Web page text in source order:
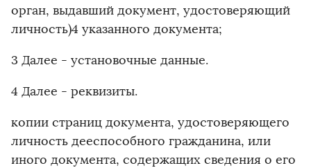
орган, выдавший документ, удостоверяющий
личность)4 указанного документа;
3 Далее - установочные данные.
4 Далее - реквизиты.
копии страниц документа, удостоверяющего
личность дееспособного гражданина, или
иного документа, содержащих сведения о его